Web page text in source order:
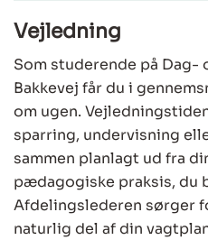
Vejledning
Som studerende på
Bakkevej får du i
om ugen.
sparring, undervisning
sammen planlagt ud fra
pædagogiske praksis, du
Afdelingslederen sørger
naturlig del af din